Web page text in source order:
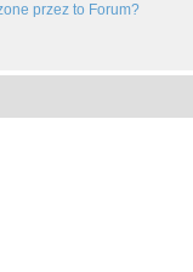
przez to Forum?